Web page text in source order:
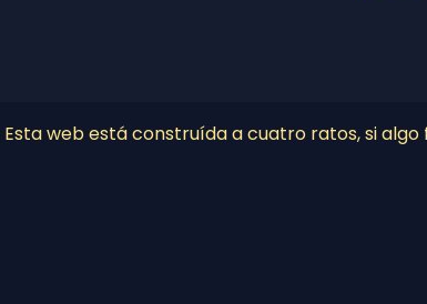
Esta web está construída a cuatro ratos, si algo